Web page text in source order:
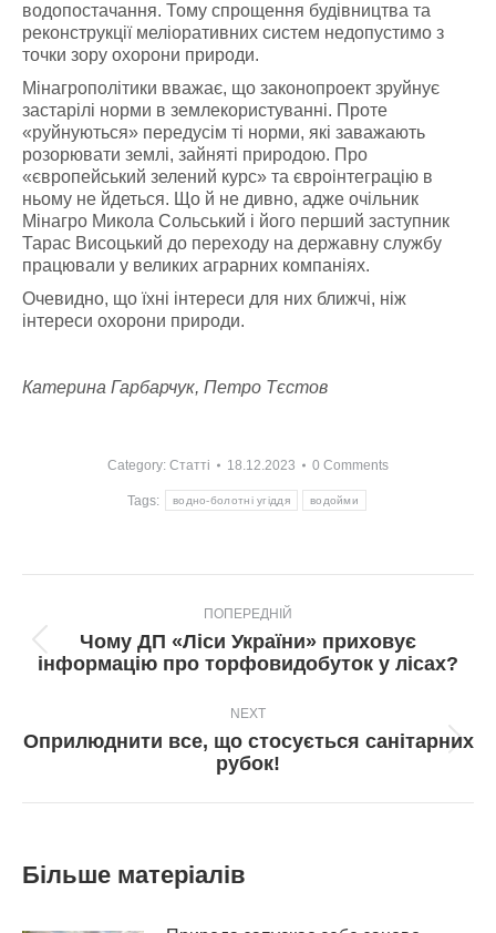
водопостачання. Тому спрощення будівництва та
реконструкції меліоративних систем недопустимо з
точки зору охорони природи.
Мінагрополітики вважає, що законопроект зруйнує
застарілі норми в землекористуванні. Проте
«руйнуються» передусім ті норми, які заважають
розорювати землі, зайняті природою. Про
«європейський зелений курс» та євроінтеграцію в
ньому не йдеться. Що й не дивно, адже очільник
Мінагро Микола Сольський і його перший заступник
Тарас Висоцький до переходу на державну службу
працювали у великих аграрних компаніях.
Очевидно, що їхні інтереси для них ближчі, ніж
інтереси охорони природи.
Катерина Гарбарчук, Петро Тєстов
Category: Статті 18.12.2023 0 Comments
Tags: водно-болотні угіддя водойми
navigation
ПОПЕРЕДНІЙ
Попередній
пост:
Чому ДП «Ліси України» приховує
інформацію про торфовидобуток у лісах?
NEXT
Next
post:
Оприлюднити все, що стосується санітарних
рубок!
Більше матеріалів